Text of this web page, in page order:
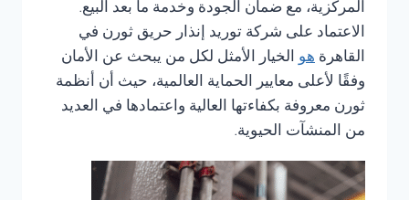
المركزية، مع ضمان الجودة وخدمة ما بعد البيع.
الاعتماد على شركة توريد إنذار حريق ثورن في
القاهرة هو الخيار الأمثل لكل من يبحث عن الأمان
وفقًا لأعلى معايير الحماية العالمية، حيث أن أنظمة
ثورن معروفة بكفاءتها العالية واعتمادها في العديد
من المنشآت الحيوية.